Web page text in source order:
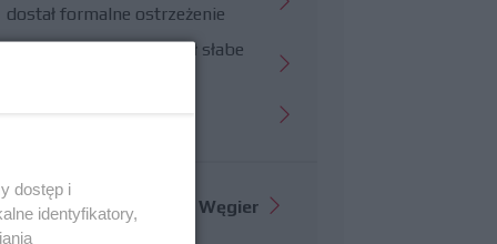
dostał formalne ostrzeżenie
Hungaroring potwierdził słabe
Więcej informacji o GP Węgier
dostęp i
identyfikatory,